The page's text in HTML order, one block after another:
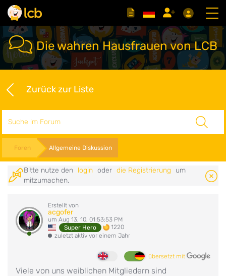
Die wahren Hausfrauen von LCB
Zurück zur Liste
Foren Allgemeine Diskussion
Bitte nutze den login oder die Registrierung
um
mitzumachen.
Erstellt von
acgofer
um Aug 13, 10, 01:53:53 PM
Super Hero
1220
zuletzt aktiv vor einem Jahr
übersetzt mit
Viele von uns weiblichen Mitgliedern sind